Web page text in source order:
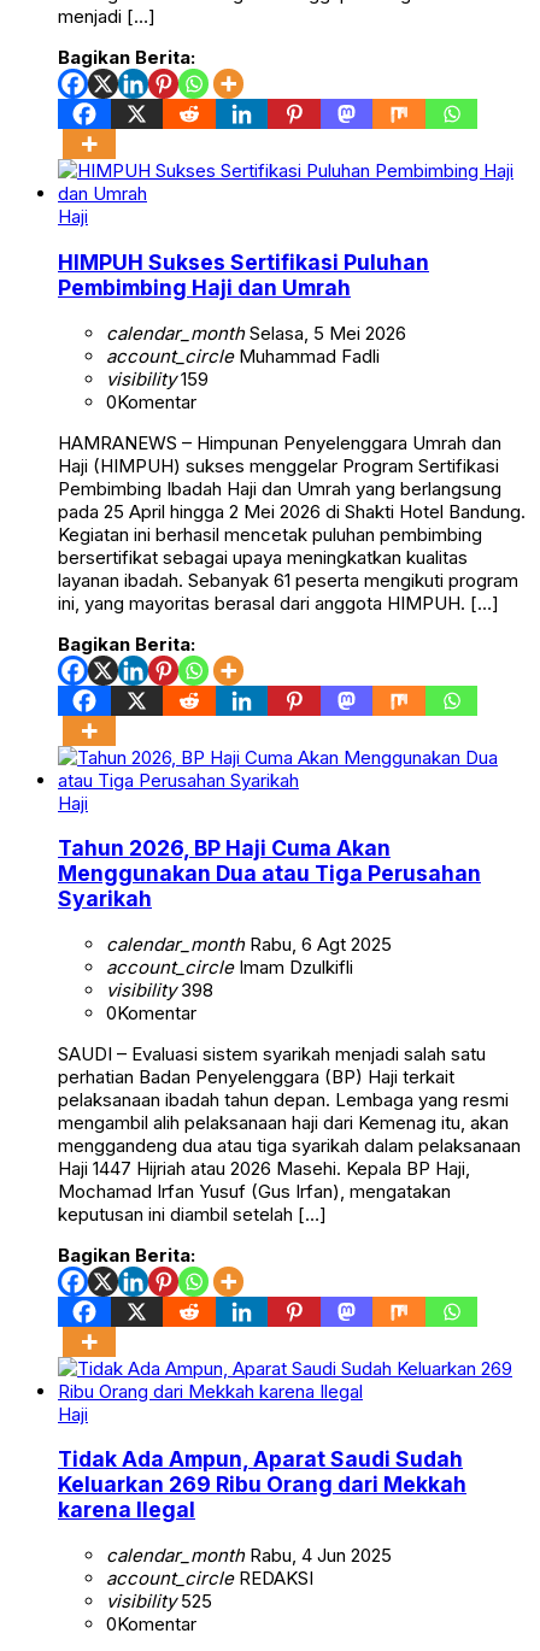
menjadi […]
Bagikan Berita:
Haji
HIMPUH Sukses Sertifikasi Puluhan
Pembimbing Haji dan Umrah
calendar_monthSelasa, 5 Mei 2026
account_circleMuhammad Fadli
visibility159
0Komentar
HAMRANEWS – Himpunan Penyelenggara Umrah dan
Haji (HIMPUH) sukses menggelar Program Sertifikasi
Pembimbing Ibadah Haji dan Umrah yang berlangsung
pada 25 April hingga 2 Mei 2026 di Shakti Hotel Bandung.
Kegiatan ini berhasil mencetak puluhan pembimbing
bersertifikat sebagai upaya meningkatkan kualitas
layanan ibadah. Sebanyak 61 peserta mengikuti program
ini, yang mayoritas berasal dari anggota HIMPUH. […]
Bagikan Berita:
Haji
Tahun 2026, BP Haji Cuma Akan
Menggunakan Dua atau Tiga Perusahan
Syarikah
calendar_monthRabu, 6 Agt 2025
account_circleImam Dzulkifli
visibility398
0Komentar
SAUDI – Evaluasi sistem syarikah menjadi salah satu
perhatian Badan Penyelenggara (BP) Haji terkait
pelaksanaan ibadah tahun depan. Lembaga yang resmi
mengambil alih pelaksanaan haji dari Kemenag itu, akan
menggandeng dua atau tiga syarikah dalam pelaksanaan
Haji 1447 Hijriah atau 2026 Masehi. Kepala BP Haji,
Mochamad Irfan Yusuf (Gus Irfan), mengatakan
keputusan ini diambil setelah […]
Bagikan Berita:
Haji
Tidak Ada Ampun, Aparat Saudi Sudah
Keluarkan 269 Ribu Orang dari Mekkah
karena Ilegal
calendar_monthRabu, 4 Jun 2025
account_circleREDAKSI
visibility525
0Komentar